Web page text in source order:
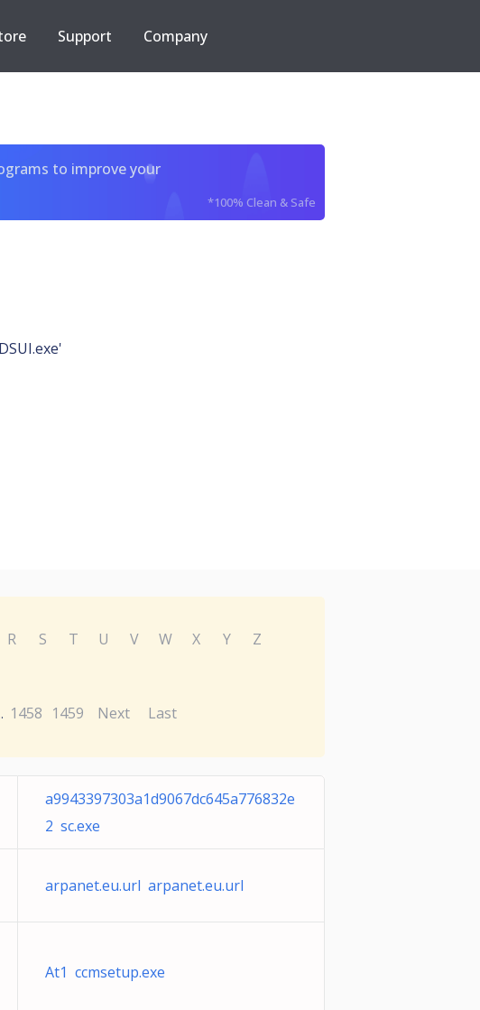
Support Company
to improve your
*100% Clean & Safe
R S T U V W X Y
Z
1458 1459 Next Last
a9943397303a1d9067dc645a776832e
2 sc.exe
arpanet.eu.url arpanet.eu.url
At1 ccmsetup.exe